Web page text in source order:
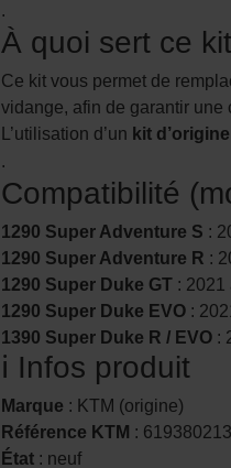
.
À quoi sert ce
Ce kit vous permet de
vidange, afin de garantir une
L’utilisation d’un kit
.
Compatibilité
1290 Super Adventure S :
1290 Super Adventure R :
1290 Super Duke GT : 2021
1290 Super Duke EVO :
1390 Super Duke R / EVO :
ℹ️ Infos produit
Marque : KTM (origine)
Référence KTM :
État : neuf